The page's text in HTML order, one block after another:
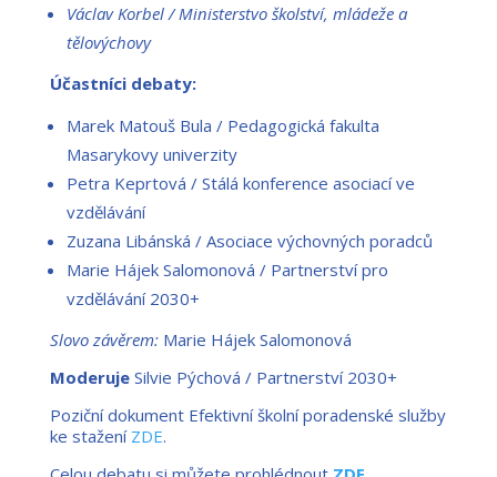
Václav Korbel / Ministerstvo školství, mládeže a
tělovýchovy
Účastníci debaty:
Marek Matouš Bula / Pedagogická fakulta
Masarykovy univerzity
Petra Keprtová / Stálá konference asociací ve
vzdělávání
Zuzana Libánská / Asociace výchovných poradců
Marie Hájek Salomonová / Partnerství pro
vzdělávání 2030+
Slovo závěrem: Marie Hájek Salomonová
ModerujeSilvie Pýchová / Partnerství 2030+
Poziční dokument Efektivní školní poradenské služby
ke stažení ZDE.